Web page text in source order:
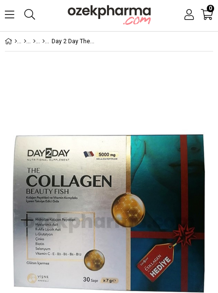
0
Day 2 Day The Collagen Beauty Fish Kollajen 30 Saşe x 7 g